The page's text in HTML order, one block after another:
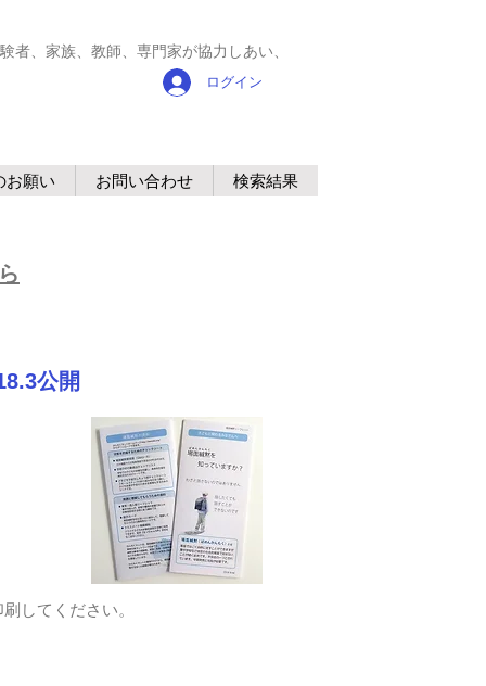
者、家族、教師、専門家が協力しあい、
ログイン
お願い お問い合わせ 検索結果
公開
してください。